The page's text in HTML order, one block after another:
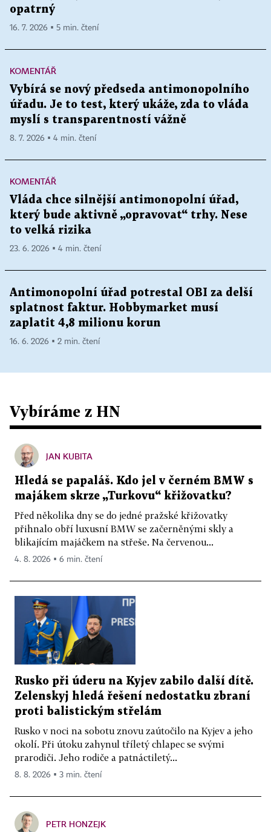
opatrný
16. 7. 2026 ▪ 5 min. čtení
KOMENTÁŘ
Vybírá se nový předseda antimonopolního
úřadu. Je to test, který ukáže, zda to vláda
myslí s transparentností vážně
8. 7. 2026 ▪ 4 min. čtení
KOMENTÁŘ
Vláda chce silnější antimonopolní úřad,
který bude aktivně „opravovat“ trhy. Nese
to velká rizika
23. 6. 2026 ▪ 4 min. čtení
Antimonopolní úřad potrestal OBI za delší
splatnost faktur. Hobbymarket musí
zaplatit 4,8 milionu korun
16. 6. 2026 ▪ 2 min. čtení
Vybíráme z HN
JAN KUBITA
Hledá se papaláš. Kdo jel v černém BMW s
majákem skrze „Turkovu“ křižovatku?
Před několika dny se do jedné pražské křižovatky
přihnalo obří luxusní BMW se začerněnými skly a
blikajícím majáčkem na střeše. Na červenou...
4. 8. 2026 ▪ 6 min. čtení
Rusko při úderu na Kyjev zabilo další dítě.
Zelenskyj hledá řešení nedostatku zbraní
proti balistickým střelám
Rusko v noci na sobotu znovu zaútočilo na Kyjev a jeho
okolí. Při útoku zahynul tříletý chlapec se svými
prarodiči. Jeho rodiče a patnáctiletý...
8. 8. 2026 ▪ 3 min. čtení
PETR HONZEJK